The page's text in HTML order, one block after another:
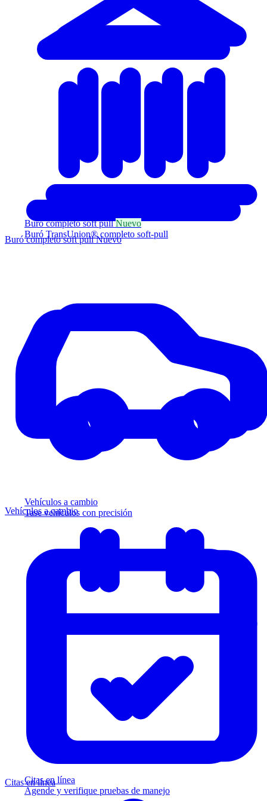
Buró completo soft pullNuevo
Buró TransUnion® completo soft-pull
Vehículos a cambio
Tase vehículos con precisión
Citas en línea
Agende y verifique pruebas de manejo
Buró completo soft pullNuevo
Vehículos a cambio
Citas en línea